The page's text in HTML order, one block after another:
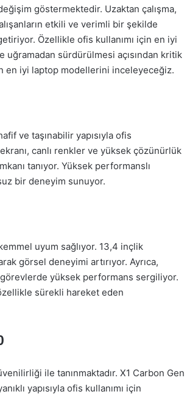
göstermektedir. Uzaktan çalışma,
etkili ve verimli bir şekilde
Özellikle ofis kullanımı için en iyi
uğramadan sürdürülmesi açısından kritik
en iyi laptop modellerini inceleyeceğiz.
ve taşınabilir yapısıyla ofis
canlı renkler ve yüksek çözünürlük
tanıyor. Yüksek performanslı
bir deneyim sunuyor.
uyum sağlıyor. 13,4 inçlik
görsel deneyimi artırıyor. Ayrıca,
yüksek performans sergiliyor.
sürekli hareket eden
ile tanınmaktadır. X1 Carbon Gen
yapısıyla ofis kullanımı için